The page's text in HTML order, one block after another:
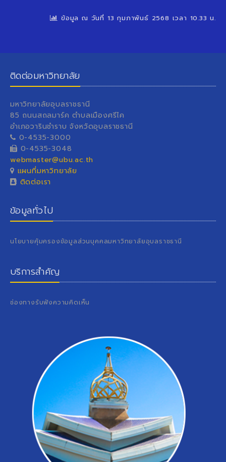
ข้อมูล ณ วันที่ 13 กุมภาพันธ์ 2568 เวลา 10.33 น.
ติดต่อมหาวิทยาลัย
มหาวิทยาลัยอุบลราชธานี
85 ถนนสถลมาร์ค ตำบลเมืองศรีไค
อำเภอวารินชำราบ จังหวัดอุบลราชธานี
0-4535-3000
0-4535-3048
webmaster@ubu.ac.th
แผนที่มหาวิทยาลัย
ติดต่อเรา
ข้อมูลทั่วไป
นโยบายคุ้มครองข้อมูลส่วนบุคคลมหาวิทยาลัยอุบลราชธานี
บริการสำคัญ
ช่องทางรับฟังความคิดเห็น